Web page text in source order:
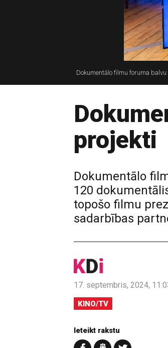
Dokumentālo filmu foruma balvu
projekti
Dokumentālo
120
topošo filmu
sadarbības
17. septembris, 2024,
KINO/TV
Ieteikt rakstu